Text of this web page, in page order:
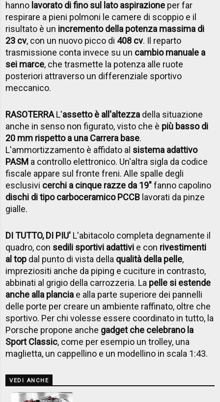
hanno lavorato di fino sul lato aspirazione per far
respirare a pieni polmoni le camere di scoppio e il
risultato è un incremento della potenza massima di
23 cv, con un nuovo picco di 408 cv. Il reparto
trasmissione conta invece su un cambio manuale a
sei marce, che trasmette la potenza alle ruote
posteriori attraverso un differenziale sportivo
meccanico.
RASOTERRAL'assetto è all'altezza della situazione
anche in senso non figurato, visto che è più basso di
20 mm rispetto a una Carrera base.
L'ammortizzamento è affidato al sistema adattivo
PASM a controllo elettronico. Un'altra sigla da codice
fiscale appare sul fronte freni. Alle spalle degli
esclusivi cerchi a cinque razze da 19"fanno capolino
dischi di tipo carboceramico PCCB lavorati da pinze
gialle.
DI TUTTO, DI PIU' L'abitacolo completa degnamente il
quadro, con sedili sportivi adattivi e con rivestimenti
al top dal punto di vista della qualità della pelle,
impreziositi anche da piping e cuciture in contrasto,
abbinati al grigio della carrozzeria. La pelle si estende
anche alla plancia e alla parte superiore dei pannelli
delle porte per creare un ambiente raffinato, oltre che
sportivo. Per chi volesse essere coordinato in tutto, la
Porsche propone anche gadget che celebrano la
Sport Classic, come per esempio un trolley, una
maglietta, un cappellino e un modellino in scala 1:43.
VEDI ANCHE